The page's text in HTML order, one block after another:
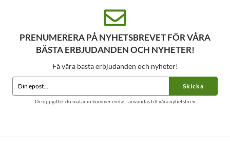
PRENUMERERA PÅ NYHETSBREVET FÖR VÅRA
BÄSTA ERBJUDANDEN OCH NYHETER!
Få våra bästa erbjudanden och nyheter!
Skicka
De uppgifter du matar in kommer endast användas till våra nyhetsbrev.